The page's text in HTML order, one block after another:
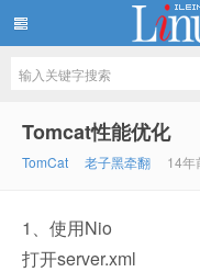
Tomcat性能优化
TomCat 老子黑牵翻 14年
1、使用Nio
打开server.xml